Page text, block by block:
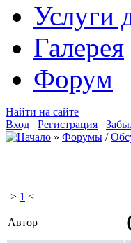
Услуги
Галерея
Форум
Найти на сайте
Вход
Регистрация
» Форумы /
> 1 <
Автор